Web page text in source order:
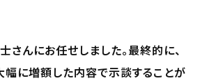
さんにお任せしました。最終的に、
に増額した内容で示談することが